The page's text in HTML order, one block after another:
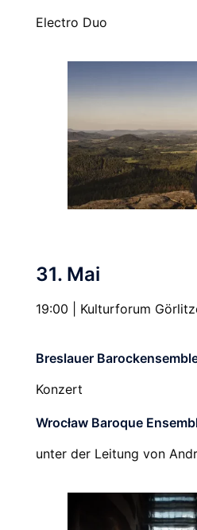
Electro Duo
31. Mai
19:00 | Kulturforum
Breslauer
Konzert
Wrocław Baroque
unter der Leitung von